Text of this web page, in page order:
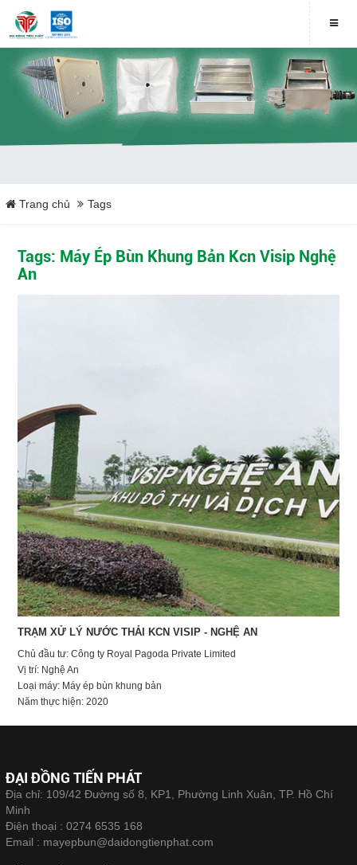
Trang chủ Tags
Tags: Máy Ép Bùn Khung Bản Kcn Visip Nghệ
An
TRẠM XỬ LÝ NƯỚC THẢI KCN VISIP - NGHỆ AN
Chủ đầu tư: Công ty Royal Pagoda Private Limited
Vị trí: Nghệ An
Loại máy: Máy ép bùn khung bản
Năm thực hiện: 2020
ĐẠI ĐỒNG TIẾN PHÁT
Địa chỉ: 109/42 Đường số 8, KP1, Phường Linh Xuân, TP. Hồ Chí
Minh
Điện thoại : 0274 6535 168
Email : mayepbun@daidongtienphat.com